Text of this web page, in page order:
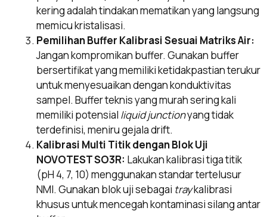
kering adalah tindakan mematikan yang langsung
memicu kristalisasi.
Pemilihan Buffer Kalibrasi Sesuai Matriks Air:
Jangan kompromikan buffer. Gunakan buffer
bersertifikat yang memiliki ketidakpastian terukur
untuk menyesuaikan dengan konduktivitas
sampel. Buffer teknis yang murah sering kali
memiliki potensial liquid junctionyang tidak
terdefinisi, meniru gejala drift.
Kalibrasi Multi Titik dengan Blok Uji
NOVOTEST SO3R: Lakukan kalibrasi tiga titik
(pH 4, 7, 10) menggunakan standar tertelusur
NMI. Gunakan blok uji sebagai traykalibrasi
khusus untuk mencegah kontaminasi silang antar